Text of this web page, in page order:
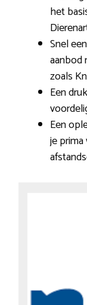
het
Snel
aanbod
zoals
Een
Een
je